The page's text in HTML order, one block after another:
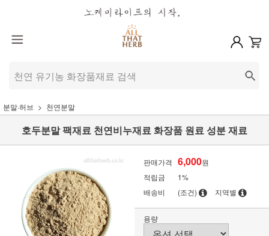
분말·허브 천연분말
호두분말 팩재료 천연비누재료 화장품 원료 성분 재료
판매가격 6,000원
적립금
1%
배송비
(조건) 지역별
용량